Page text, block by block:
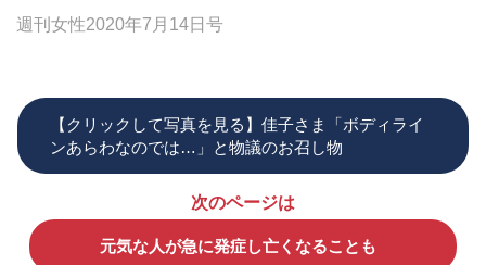
週刊女性2020年7月14日号
【クリックして写真を見る】佳子さま「ボディライ
ンあらわなのでは…」と物議のお召し物
次のページは
元気な人が急に発症し亡くなることも